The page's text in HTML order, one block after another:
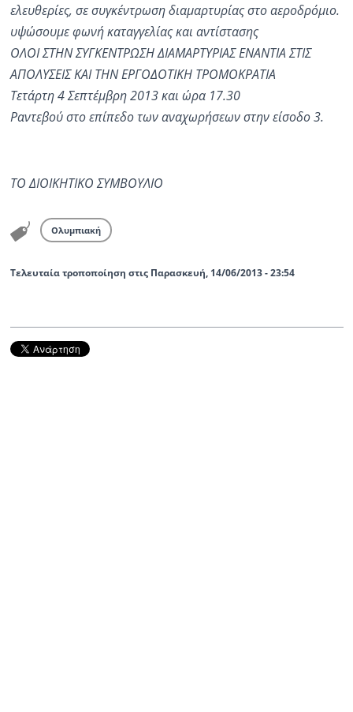
ελευθερίες, σε συγκέντρωση διαμαρτυρίας στο αεροδρόμιο.
υψώσουμε φωνή καταγγελίας και αντίστασης
ΟΛΟΙ ΣΤΗΝ ΣΥΓΚΕΝΤΡΩΣΗ ΔΙΑΜΑΡΤΥΡΙΑΣ ΕΝΑΝΤΙΑ ΣΤΙΣ
ΑΠΟΛΥΣΕΙΣ ΚΑΙ ΤΗΝ ΕΡΓΟΔΟΤΙΚΗ ΤΡΟΜΟΚΡΑΤΙΑ
Τετάρτη 4 Σεπτέμβρη 2013 και ώρα 17.30
Ραντεβού στο επίπεδο των αναχωρήσεων στην είσοδο 3.
ΤΟ ΔΙΟΙΚΗΤΙΚΟ ΣΥΜΒΟΥΛΙΟ
Ολυμπιακή
Τελευταία τροποποίηση στις Παρασκευή, 14/06/2013 - 23:54